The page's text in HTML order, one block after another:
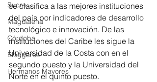
Sucre
Magdalena
Córdoba
Bloggeros
Hermanos Mayores
se clasifica a las mejores instituciones
del país por indicadores de desarrollo
tecnológico e innovación. De las
instituciones del Caribe les sigue la
Universidad de la Costa con en el
segundo puesto y la Universidad del
Norte en el quinto puesto.